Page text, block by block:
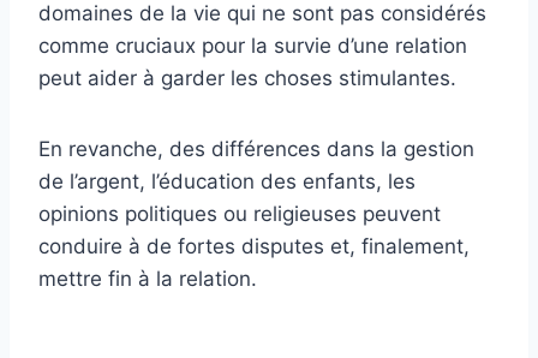
domaines de la vie qui ne sont pas considérés
comme cruciaux pour la survie d’une relation
peut aider à garder les choses stimulantes.
En revanche, des différences dans la gestion
de l’argent, l’éducation des enfants, les
opinions politiques ou religieuses peuvent
conduire à de fortes disputes et, finalement,
mettre fin à la relation.